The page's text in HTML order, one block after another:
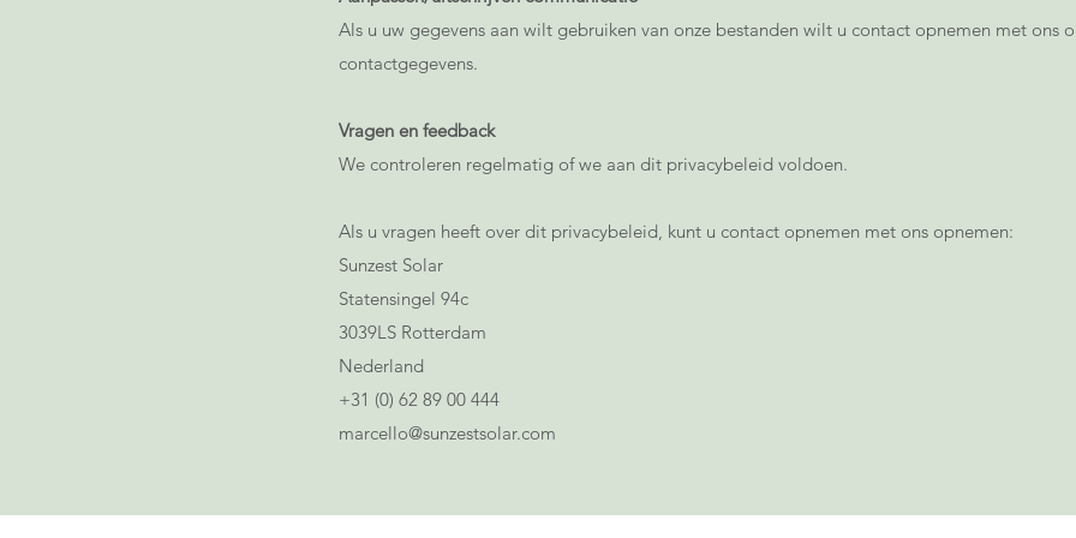
Als u uw gegevens aan wilt gebruiken van onze bestanden wilt u contact opnemen met ons
contactgegevens.
Vragen en feedback
We controleren regelmatig of we aan dit privacybeleid voldoen.
Als u vragen heeft over dit privacybeleid, kunt u contact opnemen met ons opnemen:
Sunzest Solar
Statensingel 94c
3039LS Rotterdam
Nederland
+31 (0) 62 89 00 444
marcello@sunzestsolar.com